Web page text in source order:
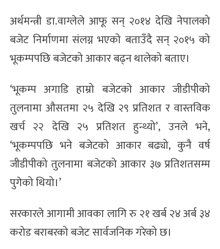
अर्थमन्त्री डा.वाग्लेले आफू सन् २०१४ देखि नेपालको
बजेट निर्माणमा संलग्न भएको बताउँदै सन् २०१५ को
भूकम्पपछि बजेटको आकार बढ्न थालेको बताए।
‘भूकम्प अगाडि हाम्रो बजेटको आकार जीडीपीको
तुलनामा औसतमा २५ देखि २९ प्रतिशत र वास्तविक
खर्च २२ देखि २५ प्रतिशत हुन्थ्यो’, उनले भने,
‘भूकम्पपछि भने बजेटको आकार बढ्यो, कुनै वर्ष
जीडीपीको तुलनामा बजेटको आकार ३७ प्रतिशतसम्म
पुगेको थियो।’
सरकारले आगामी आवका लागि रु २१ खर्ब २४ अर्ब ३४
करोड बराबरको बजेट सार्वजनिक गरेको छ।